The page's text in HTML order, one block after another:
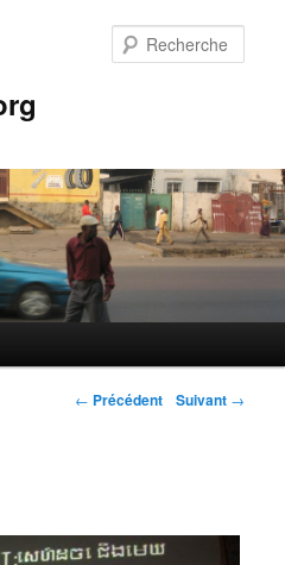
← Précédent Suivant →